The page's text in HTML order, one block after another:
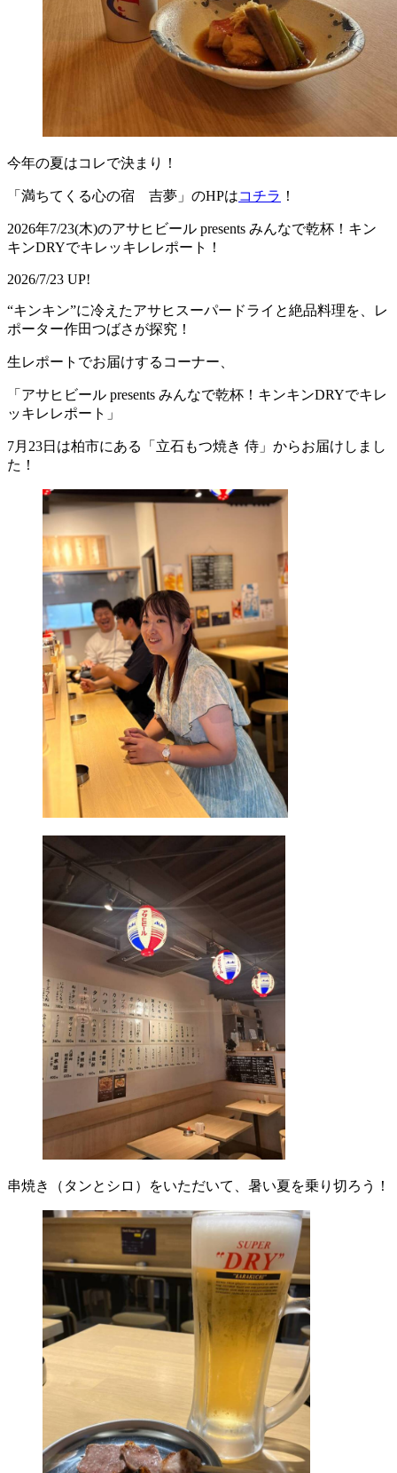
今年の夏はコレで決まり！
「満ちてくる心の宿 吉夢」のHPはコチラ ！
2026年7/23(木)のアサヒビール presents みんなで乾杯！キン
キンDRYでキレッキレレポート！
2026/7/23 UP!
“キンキン”に冷えたアサヒスーパードライと絶品料理を、レ
ポーター作田つばさが探究！
生レポートでお届けするコーナー、
「アサヒビール presents みんなで乾杯！キンキンDRYでキレ
ッキレレポート」
7月23日は柏市にある「立石もつ焼き 侍」からお届けしまし
た！
串焼き（タンとシロ）をいただいて、暑い夏を乗り切ろう！